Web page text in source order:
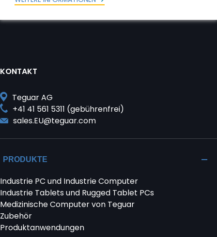
KONTAKT
Teguar AG
+41 41 561 5311 (gebührenfrei)
sales.EU@teguar.com
PRODUKTE
Industrie PC und Industrie Computer
Industrie Tablets und Rugged Tablet PCs
Medizinische Computer von Teguar
Zubehör
Produktanwendungen